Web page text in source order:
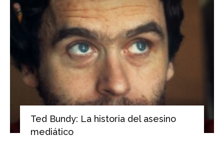
Ted Bundy: La historia del asesino
mediático